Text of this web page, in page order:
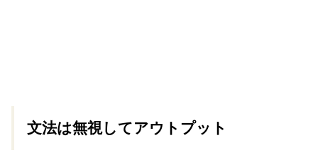
文法は無視してアウトプット